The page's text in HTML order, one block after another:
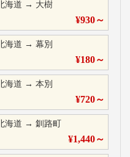
海道 → 大樹
¥930～
海道 →幕別
¥180～
海道 →本別
¥720～
海道 →釧路町
¥1,440～